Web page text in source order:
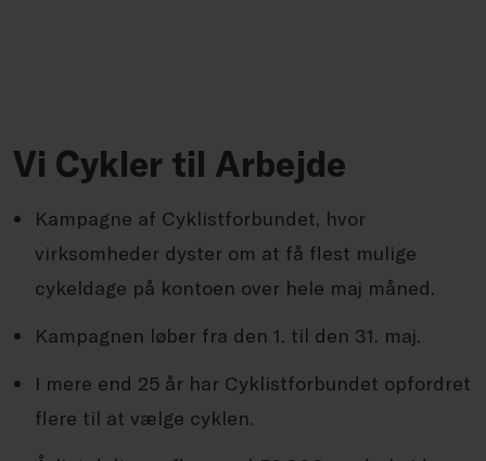
Vi Cykler til Arbejde
Kampagne af Cyklistforbundet, hvor
virksomheder dyster om at få flest mulige
cykeldage på kontoen over hele maj måned.
Kampagnen løber fra den 1. til den 31. maj.
I mere end 25 år har Cyklistforbundet opfordret
flere til at vælge cyklen.